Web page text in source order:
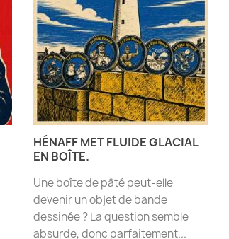
HÉNAFF MET FLUIDE GLACIAL
EN BOÎTE.
Une boîte de pâté peut-elle
devenir un objet de bande
dessinée ? La question semble
absurde, donc parfaitement...